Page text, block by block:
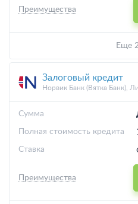
Преимущества
Еще
Залоговый кредит
Норвик Банк (Вятка Банк),
Cумма
Полная стоимость кредита
Ставка
Преимущества